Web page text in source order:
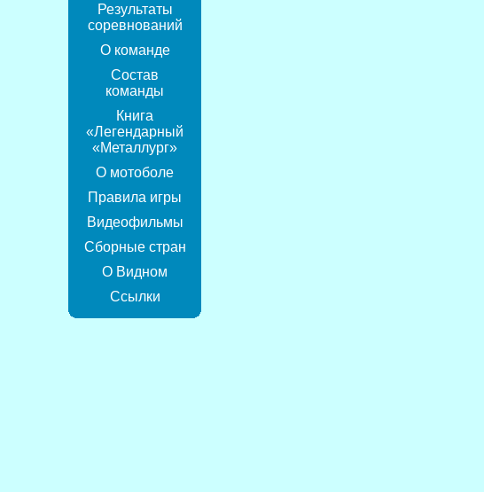
Результаты
соревнований
О команде
Состав
команды
Книга
«Легендарный
«Металлург»
О мотоболе
Правила игры
Видеофильмы
Сборные стран
О Видном
Ссылки